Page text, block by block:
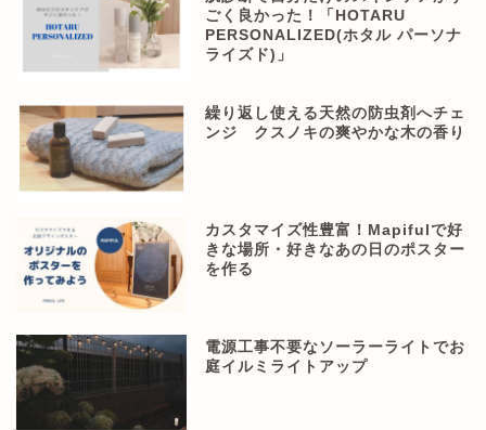
ごく良かった！「HOTARU
PERSONALIZED(ホタル パーソナ
ライズド)」
繰り返し使える天然の防虫剤へチェ
ンジ クスノキの爽やかな木の香り
カスタマイズ性豊富！Mapifulで好
きな場所・好きなあの日のポスター
を作る
電源工事不要なソーラーライトでお
庭イルミライトアップ